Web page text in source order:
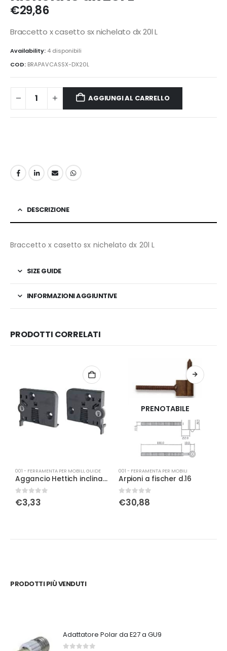
€29,86
Braccetto x casetto sx nichelato dx 20l L
Availability: 4 disponibili
COD: BRAPAVCASSX-DX20L
AGGIUNGI AL CARRELLO
DESCRIZIONE
Braccetto x casetto sx nichelato dx 20l L
SIZE GUIDE
INFORMAZIONI AGGIUNTIVE
PRODOTTI CORRELATI
001 - FERRAMENTA PER MOBILI,GUIDE
Aggancio Hettich inclinazione SX, 4D
0Su 5
€3,33
PRENOTABILE
001 - FERRAMENTA PER MOBILI
Arpioni a fischer d.16
0Su 5
€30,88
PRODOTTI PIÙ VENDUTI
Adattatore Polar da E27 a GU9